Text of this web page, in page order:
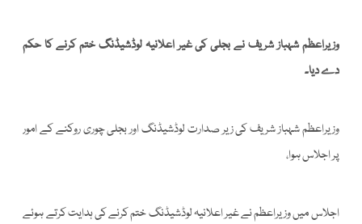
وزیراعظم شہباز شریف نے بجلی کی غیر اعلانیہ لوڈشیڈنگ ختم کرنے کا حکم
دے دیا۔
وزیراعظم شہباز شریف کی زیر صدارت لوڈشیڈنگ اور بجلی چوری روکنے کے امور
پر اجلاس ہوا،
اجلاس میں وزیراعظم نے غیر اعلانیہ لوڈشیڈنگ ختم کرنے کی ہدایت کرتے ہوئے